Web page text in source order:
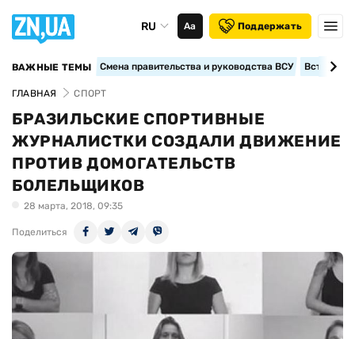
RU Аа Поддержать
ВАЖНЫЕ ТЕМЫ Смена правительства и руководства ВСУ
ГЛАВНАЯ СПОРТ
БРАЗИЛЬСКИЕ СПОРТИВНЫЕ
ЖУРНАЛИСТКИ СОЗДАЛИ ДВИЖЕНИЕ
ПРОТИВ ДОМОГАТЕЛЬСТВ
БОЛЕЛЬЩИКОВ
28 марта, 2018, 09:35
Поделиться